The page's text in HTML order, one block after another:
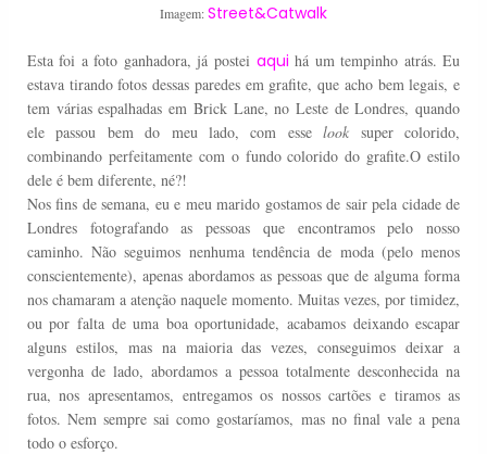
Imagem:Street&Catwalk
Esta foi a foto ganhadora, já postei aqui há um tempinho atrás. Eu
estava tirando fotos dessas paredes em grafite, que acho bem legais, e
tem várias espalhadas em Brick Lane, no Leste de Londres, quando
ele passou bem do meu lado, com esselook super colorido,
combinando perfeitamente com o fundo colorido do grafite.O estilo
dele é bem diferente, né?!
Nos fins de semana, eu e meu marido gostamos de sair pela cidade de
Londres fotografando as pessoas que encontramos pelo nosso
caminho. Não seguimos nenhuma tendência de moda (pelo menos
conscientemente), apenas abordamos as pessoas que de alguma forma
nos chamaram a atenção naquele momento. Muitas vezes, por timidez,
ou por falta de uma boa oportunidade, acabamos deixando escapar
alguns estilos, mas na maioria das vezes, conseguimos deixar a
vergonha de lado, abordamos a pessoa totalmente desconhecida na
rua, nos apresentamos, entregamos os nossos cartões e tiramos as
fotos. Nem sempre sai como gostaríamos, mas no final vale a pena
todo o esforço.